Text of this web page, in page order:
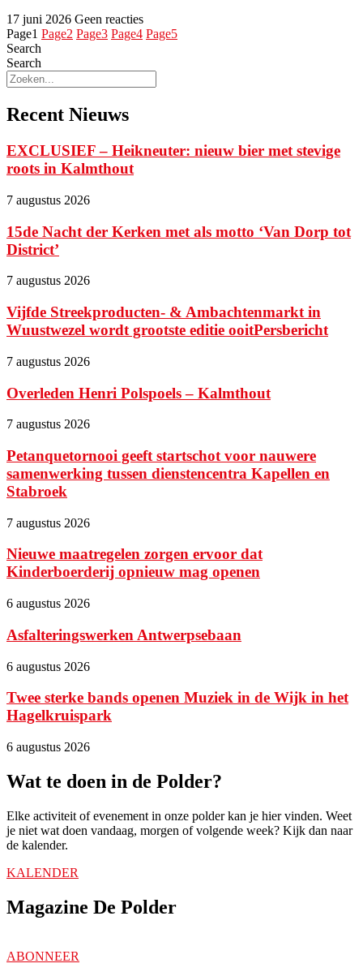
17 juni 2026 Geen reacties
Page1 Page2 Page3 Page4 Page5
Search
Search
Recent Nieuws
EXCLUSIEF – Heikneuter: nieuw bier met stevige
roots in Kalmthout
7 augustus 2026
15de Nacht der Kerken met als motto ‘Van Dorp tot
District’
7 augustus 2026
Vijfde Streekproducten- & Ambachtenmarkt in
Wuustwezel wordt grootste editie ooitPersbericht
7 augustus 2026
Overleden Henri Polspoels – Kalmthout
7 augustus 2026
Petanquetornooi geeft startschot voor nauwere
samenwerking tussen dienstencentra Kapellen en
Stabroek
7 augustus 2026
Nieuwe maatregelen zorgen ervoor dat
Kinderboerderij opnieuw mag openen
6 augustus 2026
Asfalteringswerken Antwerpsebaan
6 augustus 2026
Twee sterke bands openen Muziek in de Wijk in het
Hagelkruispark
6 augustus 2026
Wat te doen in de Polder?
Elke activiteit of evenement in onze polder kan je hier vinden. Weet
je niet wat doen vandaag, morgen of volgende week? Kijk dan naar
de kalender.
KALENDER
Magazine De Polder
ABONNEER